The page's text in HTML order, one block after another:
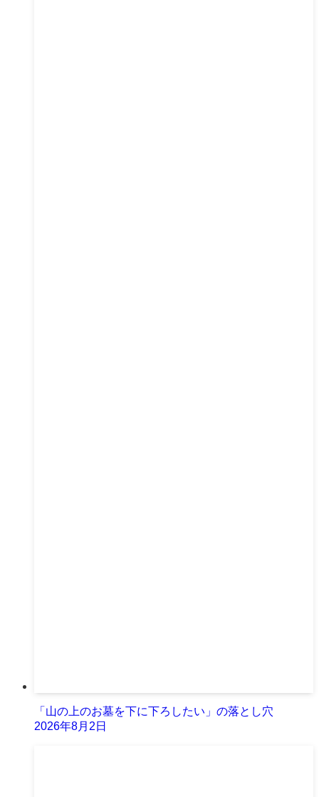
「山の上のお墓を下に下ろしたい」の落とし穴
2026年8月2日